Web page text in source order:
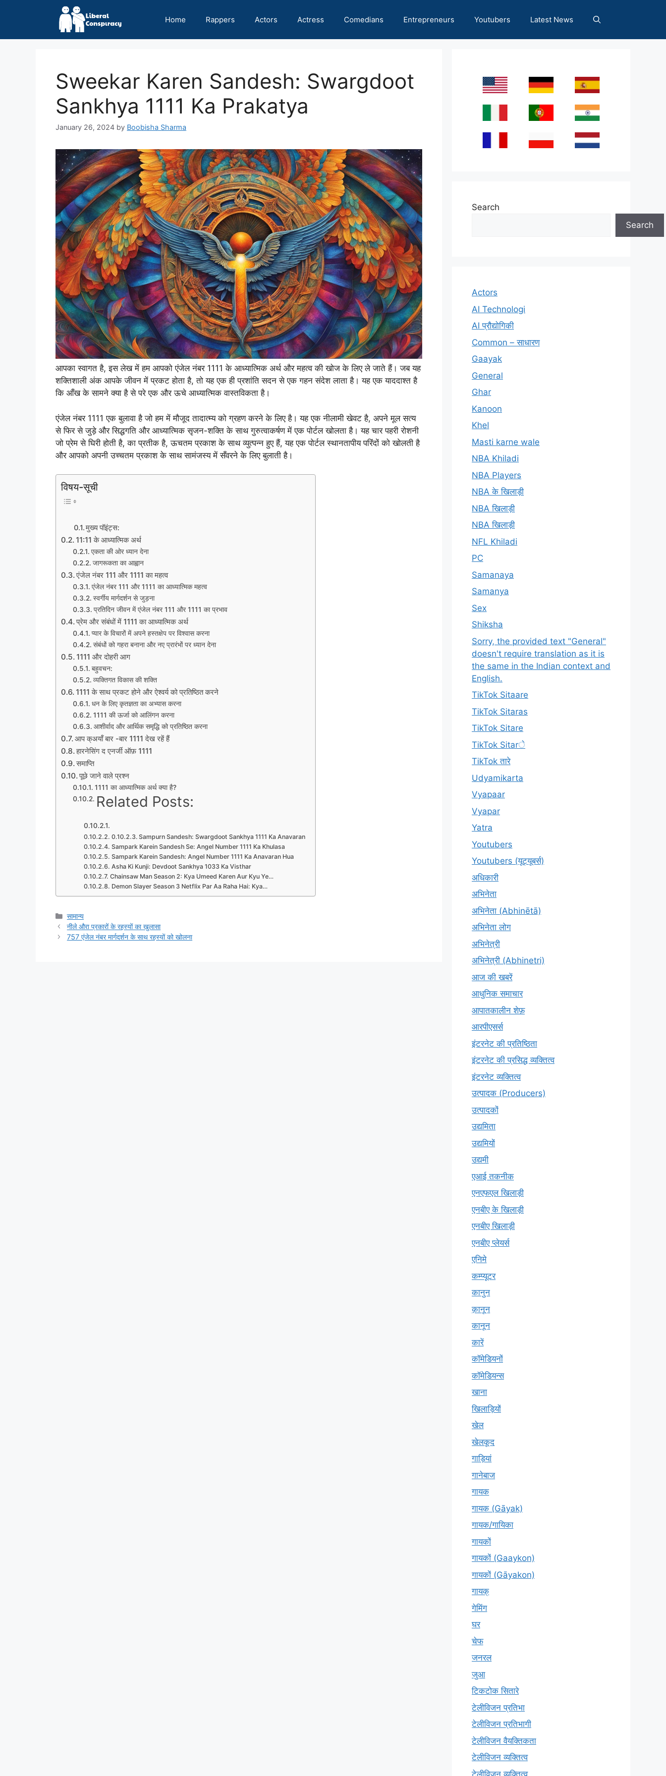
Home Rappers Actors Actress Comedians Entrepreneurs Youtubers Latest News
Sweekar Karen Sandesh: Swargdoot
Sankhya 1111 Ka Prakatya
January 26, 2024 by Boobisha Sharma
आपका स्वागत है, इस लेख में हम आपको एंजेल नंबर 1111 के आध्यात्मिक अर्थ और महत्व की खोज के लिए ले जाते हैं। जब यह
शक्तिशाली अंक आपके जीवन में प्रकट होता है, तो यह एक ही प्रशांति सदन से एक गहन संदेश लाता है। यह एक याददाश्त है
कि आँख के सामने क्या है से परे एक और ऊचे आध्यात्मिक वास्तविकता है।
एंजेल नंबर 1111 एक बुलावा है जो हम में मौजूद तादात्म्य को ग्रहण करने के लिए है। यह एक नीलामी खेवट है, अपने मूल सत्य
से फिर से जुड़े और सिद्धगति और आध्यात्मिक सृजन-शक्ति के साथ गुरुत्वाकर्षण में एक पोर्टल खोलता है। यह चार पहरी रोशनी
जो प्रेम से घिरी होती है, का प्रतीक है, ऊचतम प्रकाश के साथ व्युत्पन्न हुए हैं, यह एक पोर्टल स्थानतापीय परिंदों को खोलती है
और आपको अपनी उच्चतम प्रकाश के साथ सामंजस्य में सँवरने के लिए बुलाती है।
विषय-सूची
मुख्य पॉइंट्स:
11:11 के आध्यात्मिक अर्थ
एकता की ओर ध्यान देना
जागरूकता का आह्वान
एंजेल नंबर 111 और 1111 का महत्व
एंजेल नंबर 111 और 1111 का आध्यात्मिक महत्व
स्वर्गीय मार्गदर्शन से जुड़ना
प्रतिदिन जीवन में एंजेल नंबर 111 और 1111 का प्रभाव
प्रेम और संबंधों में 1111 का आध्यात्मिक अर्थ
प्यार के विचारों में अपने हस्तक्षेप पर विश्वास करना
संबंधों को गहरा बनाना और नए प्रारंभों पर ध्यान देना
1111 और दोहरी आग
बहुवचन:
व्यक्तिगत विकास की शक्ति
1111 के साथ प्रकट होने और ऐश्वर्य को प्रतिष्ठित करने
धन के लिए कृतज्ञता का अभ्यास करना
1111 की ऊर्जा को आलिंगन करना
आशीर्वाद और आर्थिक समृद्धि को प्रतिष्ठित करना
आप क्अयॉं बार -बार 1111 देख रहें हैं
हारनेसिंग द एनर्जी ऑफ़ 1111
समाप्ति
पूछे जाने वाले प्रश्न
1111 का आध्यात्मिक अर्थ क्या है?
Related Posts:
Sampurn Sandesh: Swargdoot Sankhya 1111 Ka Anavaran
Sampark Karein Sandesh Se: Angel Number 1111 Ka Khulasa
Sampark Karein Sandesh: Angel Number 1111 Ka Anavaran Hua
Asha Ki Kunji: Devdoot Sankhya 1033 Ka Visthar
Chainsaw Man Season 2: Kya Umeed Karen Aur Kyu Ye…
Demon Slayer Season 3 Netflix Par Aa Raha Hai: Kya…
Categories
सामान्य
नीले औरा प्रकारों के रहस्यों का खुलासा
757 एंजेल नंबर मार्गदर्शन के साथ रहस्यों को खोलना
Search
Search
Actors
AI Technologi
AI प्रौद्योगिकी
Common – साधारण
Gaayak
General
Ghar
Kanoon
Khel
Masti karne wale
NBA Khiladi
NBA Players
NBA के खिलाड़ी
NBA खिलाड़ी
NBA खिलाड़ी
NFL Khiladi
PC
Samanaya
Samanya
Sex
Shiksha
Sorry, the provided text "General"
doesn't require translation as it is
the same in the Indian context and
English.
TikTok Sitaare
TikTok Sitaras
TikTok Sitare
TikTok Sitarे
TikTok तारे
Udyamikarta
Vyapaar
Vyapar
Yatra
Youtubers
Youtubers (यूट्यूबर्स)
अधिकारी
अभिनेता
अभिनेता (Abhinētā)
अभिनेता लोग
अभिनेत्री
अभिनेत्री (Abhinetri)
आज की खबरें
आधुनिक समाचार
आपातकालीन शेफ़
आरपीएसर्स
इंटरनेट की प्रतिष्ठिता
इंटरनेट की प्रसिद्ध व्यक्तित्व
इंटरनेट व्यक्तित्व
उत्पादक (Producers)
उत्पादकों
उद्यमिता
उद्यमियों
उद्यमी
एआई तकनीक
एनएफएल खिलाड़ी
एनबीए के खिलाड़ी
एनबीए खिलाड़ी
एनबीए प्लेयर्स
एनिमे
कम्प्यूटर
कानुन
क़ानून
कानून
कारें
कॉमेडियनों
कॉमेडियन्स
खाना
खिलाड़ियों
खेल
खेलकूद
गाड़ियां
गानेबाज
गायक
गायक (Gāyak)
गायक/गायिका
गायकों
गायकों (Gaaykon)
गायकों (Gāyakon)
गायक्
गेमिंग
घर
चेफ
जनरल
जुआ
टिकटोक सितारे
टेलीविजन प्रतिभा
टेलीविजन प्रतिभागी
टेलीविजन वैयक्तिकता
टेलीविजन व्यक्तित्व
टेलीविज़न व्यक्तित्व